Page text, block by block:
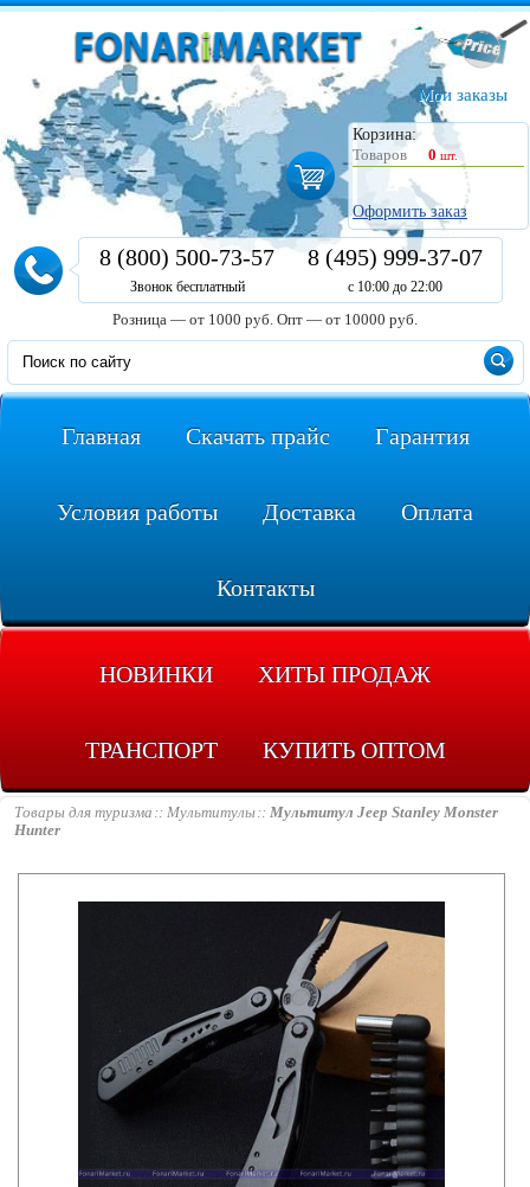
Мои заказы
Корзина:
Товаров
0 шт.
Оформить заказ
8 (800) 500-73-57
Звонок бесплатный
8 (495) 999-37-07
с 10:00 до 22:00
Розница — от 1000 руб. Опт — от 10000 руб.
Главная Скачать прайс Гарантия
Условия работы Доставка Оплата
Контакты
НОВИНКИ ХИТЫ ПРОДАЖ
ТРАНСПОРТ КУПИТЬ ОПТОМ
Товары для туризма Мультитулы
Мультитул Jeep Stanley Monster
Hunter